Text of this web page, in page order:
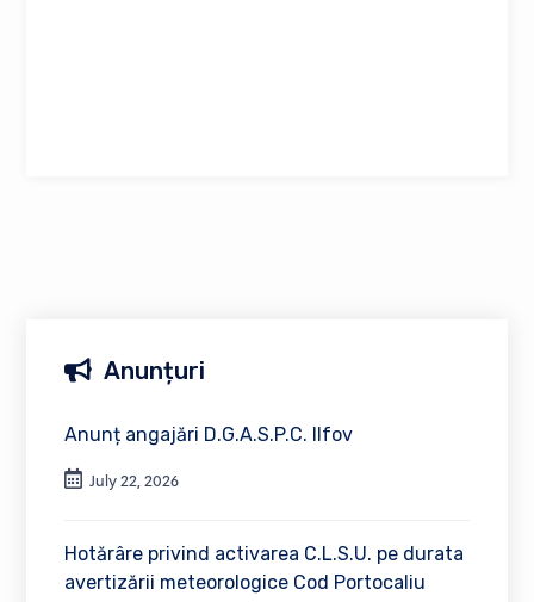
Anunțuri
Anunț angajări D.G.A.S.P.C. Ilfov
July 22, 2026
Hotărâre privind activarea C.L.S.U. pe durata
avertizării meteorologice Cod Portocaliu